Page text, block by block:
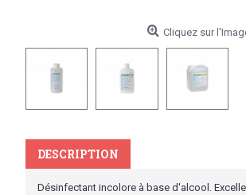
Cliquez sur
DESCRIPTION
Désinfectant incolore à base d'alcool.